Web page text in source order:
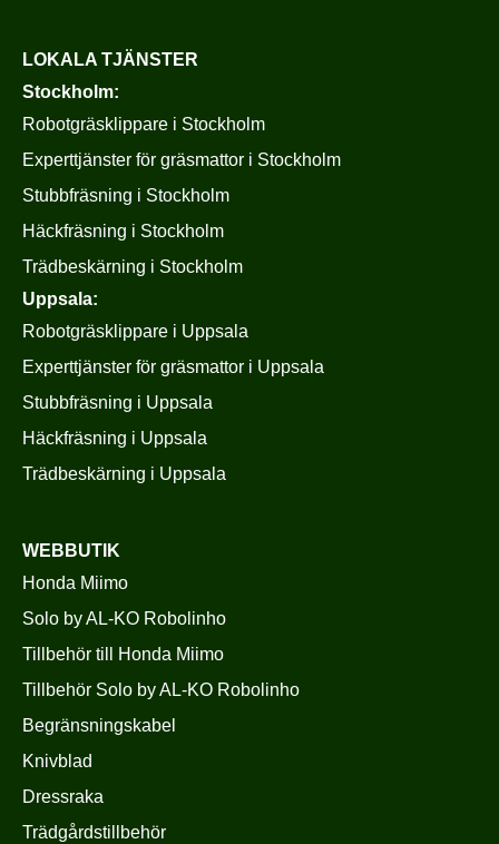
LOKALA TJÄNSTER
Stockholm:
Robotgräsklippare i Stockholm
Experttjänster för gräsmattor i Stockholm
Stubbfräsning i Stockholm
Häckfräsning i Stockholm
Trädbeskärning i Stockholm
Uppsala:
Robotgräsklippare i Uppsala
Experttjänster för gräsmattor i Uppsala
Stubbfräsning i Uppsala
Häckfräsning i Uppsala
Trädbeskärning i Uppsala
WEBBUTIK
Honda Miimo
Solo by AL-KO Robolinho
Tillbehör till Honda Miimo
Tillbehör Solo by AL-KO Robolinho
Begränsningskabel
Knivblad
Dressraka
Trädgårdstillbehör